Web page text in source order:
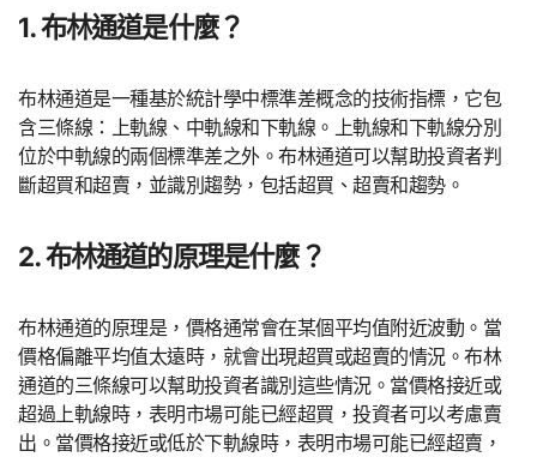
1. 布林通道是什麼？
布林通道是一種基於統計學中標準差概念的技術指標，它包
含三條線：上軌線、中軌線和下軌線。上軌線和下軌線分別
位於中軌線的兩個標準差之外。布林通道可以幫助投資者判
斷超買和超賣，並識別趨勢，包括超買、超賣和趨勢。
2. 布林通道的原理是什麼？
布林通道的原理是，價格通常會在某個平均值附近波動。當
價格偏離平均值太遠時，就會出現超買或超賣的情況。布林
通道的三條線可以幫助投資者識別這些情況。當價格接近或
超過上軌線時，表明市場可能已經超買，投資者可以考慮賣
出。當價格接近或低於下軌線時，表明市場可能已經超賣，